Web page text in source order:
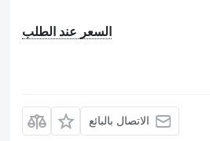
السعر عند الطلب
الاتصال بالبائع